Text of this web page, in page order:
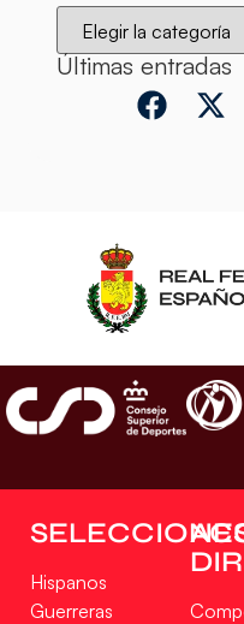
Últimas entradas
Hispanos
Guerreras